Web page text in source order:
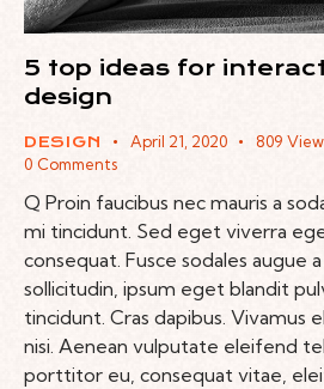
5 top ideas for
design
DESIGN April 21, 2020 809
0 Comments
Q Proin faucibus nec mauris a
mi tincidunt. Sed eget viverra
consequat. Fusce sodales augue
sollicitudin, ipsum eget blandit
tincidunt. Cras dapibus. Vivamus
nisi. Aenean vulputate eleifend
porttitor eu, consequat vitae,